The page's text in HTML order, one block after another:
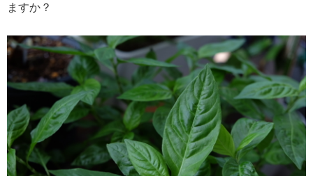
ますか？